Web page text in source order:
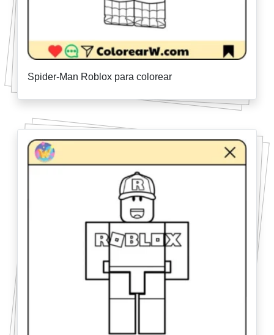
Spider-Man Roblox para colorear